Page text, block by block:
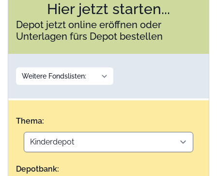
Hier jetzt starten...
Depot jetzt online eröffnen oder
Unterlagen fürs Depot bestellen
Thema:
Depotbank: